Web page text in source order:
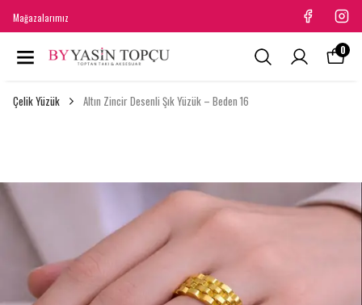
Mağazalarımız
0
Çelik Yüzük Altın Zincir Desenli Şık Yüzük – Beden 16